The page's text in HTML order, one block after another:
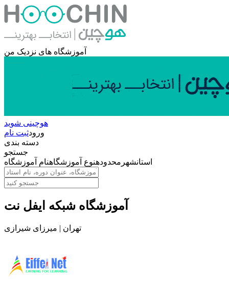
آموزشگاه های نزدیک من
هوچینی شوید
ورودثبت نام
دسته بندی
جستجو
استانشهر محدودهنوع آموزشگاهنام آموزشگاه
آموزشگاه شبکه ایفل نت
تهران | میرزای شیرازی